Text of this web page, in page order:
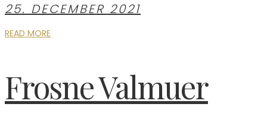
25. DECEMBER 2021
READ MORE
Frosne Valmuer